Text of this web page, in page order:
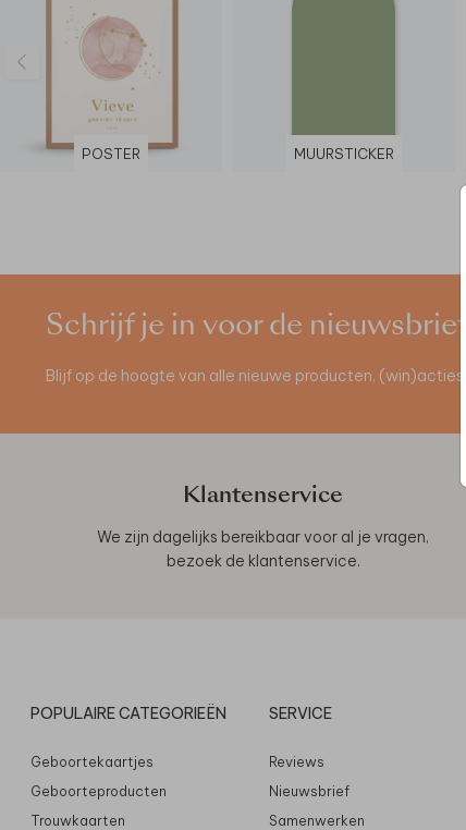
POSTER MUURSTICKER
Schrijf je in voor de nieuwsbrief
Blijf op de hoogte van alle nieuwe producten,
Klantenservice
We zijn dagelijks bereikbaar voor al je vragen,
bezoek de klantenservice.
POPULAIRE CATEGORIEËN
Geboortekaartjes
Geboorteproducten
Trouwkaarten
SERVICE
Reviews
Nieuwsbrief
Samenwerken